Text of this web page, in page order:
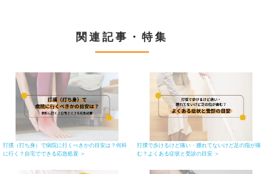
関連記事・特集
打撲（打ち身）で病院に行くべきかの目安は？何科
に行く？自宅でできる応急処置 ＞
打撲で歩けるけど痛い・腫れてないけど足の指が痛
む？よくある症状と受診の目安 ＞